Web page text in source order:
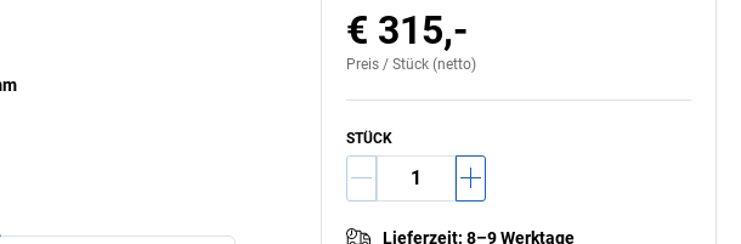
€ 315,-
Preis / Stück (netto)
STÜCK
Lieferzeit: 8–9 Werktage